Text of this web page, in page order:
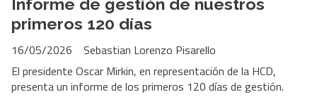
Informe de gestión de nuestros
primeros 120 días
Sebastian Lorenzo Pisarello
16/05/2026
El presidente Oscar Mirkin, en representación de la HCD,
presenta un informe de los primeros 120 días de gestión.